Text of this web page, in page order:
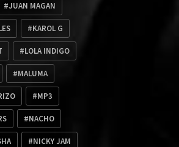
JUAN MAGAN
KAROL G
LOLA INDIGO
MALUMA
MP3
NACHO
NICKY JAM